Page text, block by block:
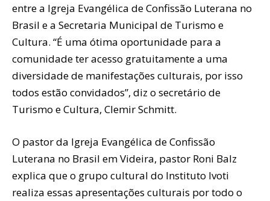
entre a Igreja Evangélica de Confissão Luterana no
Brasil e a Secretaria Municipal de Turismo e
Cultura. “É uma ótima oportunidade para a
comunidade ter acesso gratuitamente a uma
diversidade de manifestações culturais, por isso
todos estão convidados”, diz o secretário de
Turismo e Cultura, Clemir Schmitt.
O pastor da Igreja Evangélica de Confissão
Luterana no Brasil em Videira, pastor Roni Balz
explica que o grupo cultural do Instituto Ivoti
realiza essas apresentações culturais por todo o